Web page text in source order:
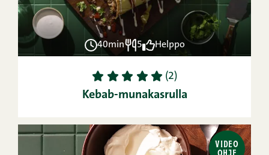
40min 5 Helppo
1 2 3 4 5 (2)
Kebab-munakasrulla
VIDEO
OHJE